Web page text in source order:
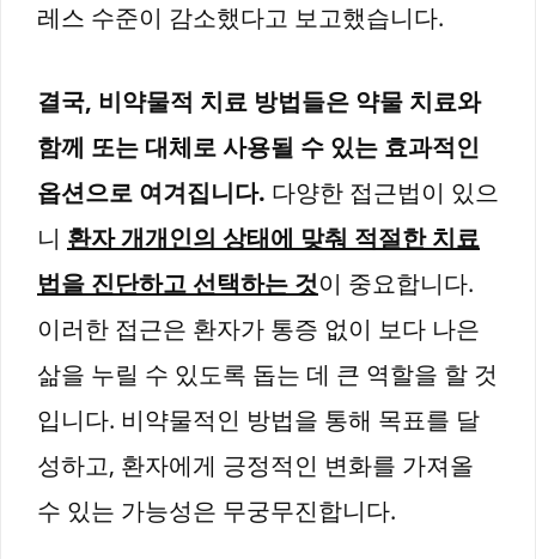
레스 수준이 감소했다고 보고했습니다.
결국, 비약물적 치료 방법들은 약물 치료와
함께 또는 대체로 사용될 수 있는 효과적인
옵션으로 여겨집니다. 다양한 접근법이 있으
니 환자 개개인의 상태에 맞춰 적절한 치료
법을 진단하고 선택하는 것이 중요합니다.
이러한 접근은 환자가 통증 없이 보다 나은
삶을 누릴 수 있도록 돕는 데 큰 역할을 할 것
입니다. 비약물적인 방법을 통해 목표를 달
성하고, 환자에게 긍정적인 변화를 가져올
수 있는 가능성은 무궁무진합니다.